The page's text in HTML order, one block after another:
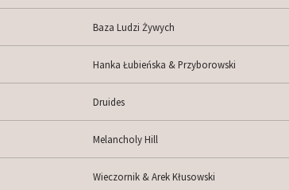
Baza Ludzi Żywych
Hanka Łubieńska & Przyborowski
Druides
Melancholy Hill
Wieczornik & Arek Kłusowski